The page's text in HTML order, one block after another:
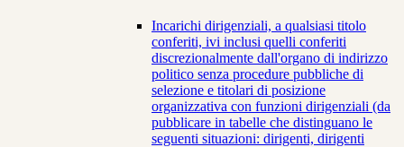
Incarichi dirigenziali, a qualsiasi titolo
conferiti, ivi inclusi quelli conferiti
discrezionalmente dall'organo di indirizzo
politico senza procedure pubbliche di
selezione e titolari di posizione
organizzativa con funzioni dirigenziali (da
pubblicare in tabelle che distinguano le
seguenti situazioni: dirigenti, dirigenti